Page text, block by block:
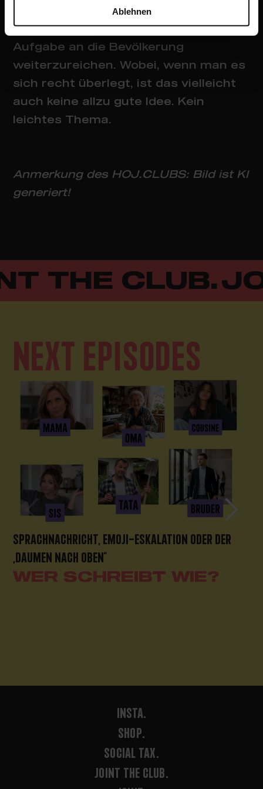
Ablehnen
Politiker folgen und selbst für mehr
Nachwuchs sorgen, anstatt diese
Aufgabe an die Bevölkerung
weiterzureichen. Wobei, wenn man es
sich recht überlegt, ist das vielleicht
auch keine allzu gute Idee. Kein
leichtes Thema.
Anmerkung des HOJ.CLUBS: Bild ist KI
generiert!
THE CLUB.
NEXT EPISODES
SPRACHNACHRICHT, EMOJI-ESKALATION ODER DER
„DAUMEN NACH OBEN“
WER SCHREIBT WIE?
INSTA.
SHOP.
SOCIAL TAX.
JOINT THE CLUB.